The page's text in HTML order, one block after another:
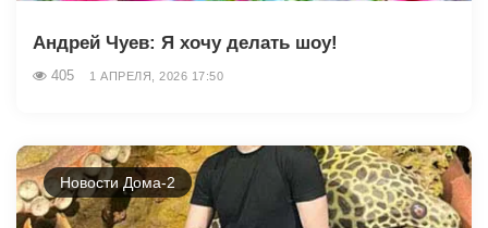
Андрей Чуев: Я хочу делать шоу!
405 1 АПРЕЛЯ, 2026 17:50
Новости Дома-2